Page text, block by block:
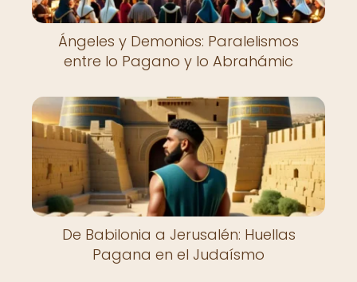
Ángeles y Demonios: Paralelismos
entre lo Pagano y lo Abrahámic
De Babilonia a Jerusalén: Huellas
Pagana en el Judaísmo